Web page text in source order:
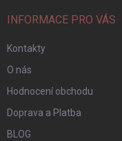
INFORMACE PRO VÁS
Kontakty
O nás
Hodnocení obchodu
Doprava a Platba
BLOG